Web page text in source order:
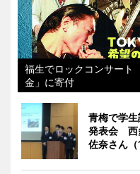
福生でロックコンサー
金」に寄付
青梅で学
発表会 西
佐奈さん（